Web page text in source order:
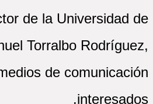
de la Universidad de
Torralbo Rodríguez,
de comunicación
interesados.